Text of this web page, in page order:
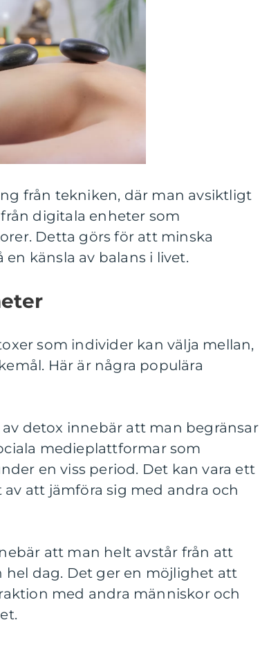
från tekniken, där man avsiktligt
digitala enheter som
Detta görs för att minska
känsla av balans i livet.
som individer kan välja mellan,
Här är några populära
detox innebär att man begränsar
medieplattformar som
en viss period. Det kan vara ett
att jämföra sig med andra och
att man helt avstår från att
dag. Det ger en möjlighet att
med andra människor och